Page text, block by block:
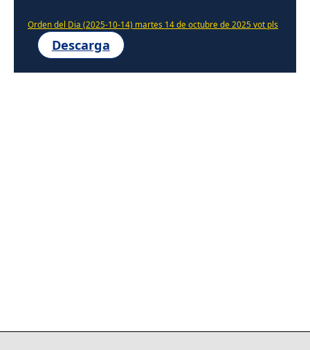
Orden del Dia (2025-10-14) martes 14 de octubre de 2025 vot pls
Descarga